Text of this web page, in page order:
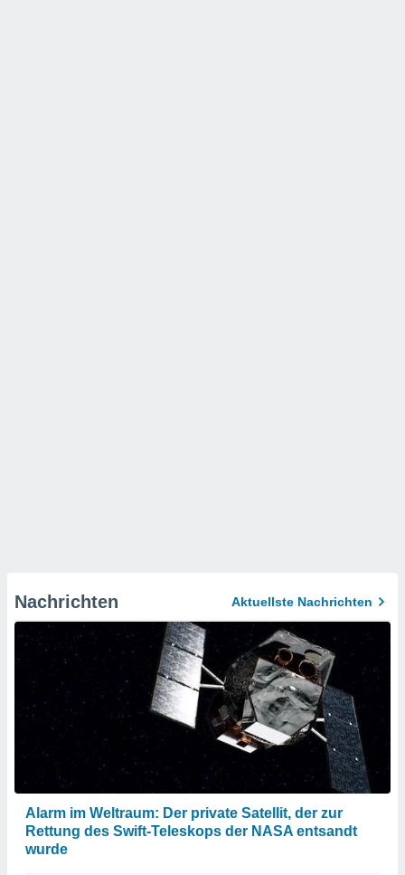
Nachrichten Aktuellste Nachrichten
Alarm im Weltraum: Der private Satellit, der zur
Rettung des Swift-Teleskops der NASA entsandt
wurde